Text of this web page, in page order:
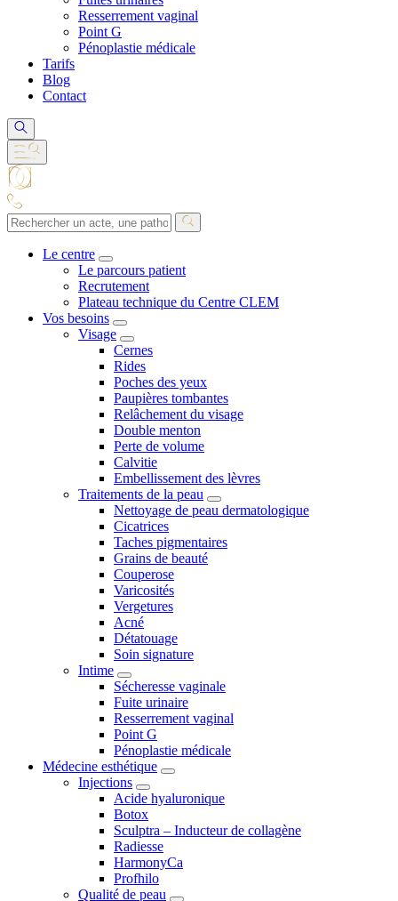
Resserrement vaginal
Point G
Pénoplastie médicale
Tarifs
Blog
Contact
Le centre
Le parcours patient
Recrutement
Plateau technique du Centre CLEM
Vos besoins
Visage
Cernes
Rides
Poches des yeux
Paupières tombantes
Relâchement du visage
Double menton
Perte de volume
Calvitie
Embellissement des lèvres
Traitements de la peau
Nettoyage de peau dermatologique
Cicatrices
Taches pigmentaires
Grains de beauté
Couperose
Varicosités
Vergetures
Acné
Détatouage
Soin signature
Intime
Sécheresse vaginale
Fuite urinaire
Resserrement vaginal
Point G
Pénoplastie médicale
Médecine esthétique
Injections
Acide hyaluronique
Botox
Sculptra – Inducteur de collagène
Radiesse
HarmonyCa
Profhilo
Qualité de peau